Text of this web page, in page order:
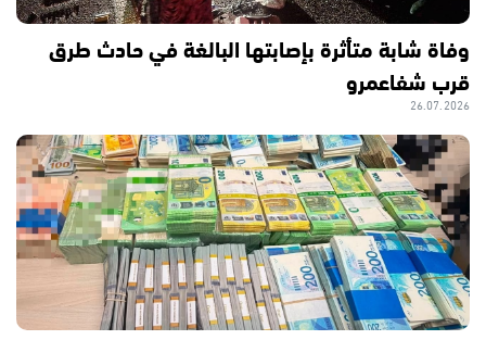
وفاة شابة متأثرة بإصابتها البالغة في حادث طرق
قرب شفاعمرو
26.07.2026